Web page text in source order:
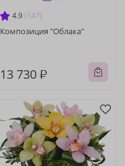
4.9 (147)
Композиция "Облака"
13 730 ₽